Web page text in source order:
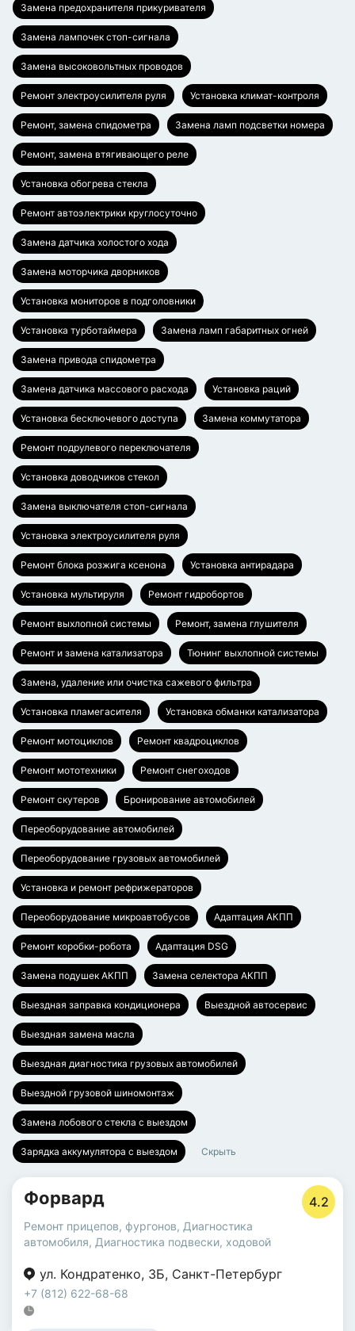
Замена предохранителя прикуривателя
Замена лампочек стоп-сигнала
Замена высоковольтных проводов
Ремонт электроусилителя руля Установка климат-контроля
Ремонт, замена спидометра Замена ламп подсветки номера
Ремонт, замена втягивающего реле
Установка обогрева стекла
Ремонт автоэлектрики круглосуточно
Замена датчика холостого хода
Замена моторчика дворников
Установка мониторов в подголовники
Установка турботаймера Замена ламп габаритных огней
Замена привода спидометра
Замена датчика массового расхода Установка раций
Установка бесключевого доступа Замена коммутатора
Ремонт подрулевого переключателя
Установка доводчиков стекол
Замена выключателя стоп-сигнала
Установка электроусилителя руля
Ремонт блока розжига ксенона Установка антирадара
Установка мультируля Ремонт гидробортов
Ремонт выхлопной системы Ремонт, замена глушителя
Ремонт и замена катализатора Тюнинг выхлопной системы
Замена, удаление или очистка сажевого фильтра
Установка пламегасителя Установка обманки катализатора
Ремонт мотоциклов Ремонт квадроциклов
Ремонт мототехники Ремонт снегоходов
Ремонт скутеров Бронирование автомобилей
Переоборудование автомобилей
Переоборудование грузовых автомобилей
Установка и ремонт рефрижераторов
Переоборудование микроавтобусов Адаптация АКПП
Ремонт коробки-робота Адаптация DSG
Замена подушек АКПП Замена селектора АКПП
Выездная заправка кондиционера Выездной автосервис
Выездная замена масла
Выездная диагностика грузовых автомобилей
Выездной грузовой шиномонтаж
Замена лобового стекла с выездом
Зарядка аккумулятора с выездом Скрыть
Форвард 4.2
Ремонт прицепов, фургонов, Диагностика
автомобиля, Диагностика подвески, ходовой
ул. Кондратенко, 3Б, Санкт-Петербург
+7 (812) 622-68-68